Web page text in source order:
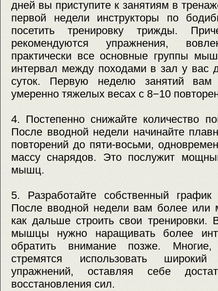
дней вы приступите к занятиям в
первой недели инструкторы по
посетить тренировку трижды.
рекомендуются упражнения,
практически все основные группы
интервал между походами в зал у вас
суток. Первую неделю занятий вам
умеренно тяжелых весах с 8−10
4. Постепенно снижайте количество
После вводной недели начинайте
повторений до пяти-восьми,
массу снарядов. Это послужит
мышц.
5. Разработайте собственный график
После вводной недели вам более или
как дальше строить свои тренировки.
мышцы нужно наращивать более
обратить внимание позже.
стремятся использовать
упражнений, оставляя себе
восстановления сил.